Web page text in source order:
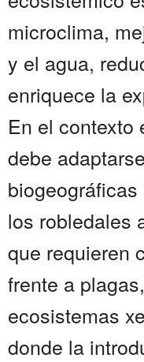
microclima,
y el agua,
enriquece la
En el contexto
debe
los robledales
que requieren
frente a
ecosistemas
donde la